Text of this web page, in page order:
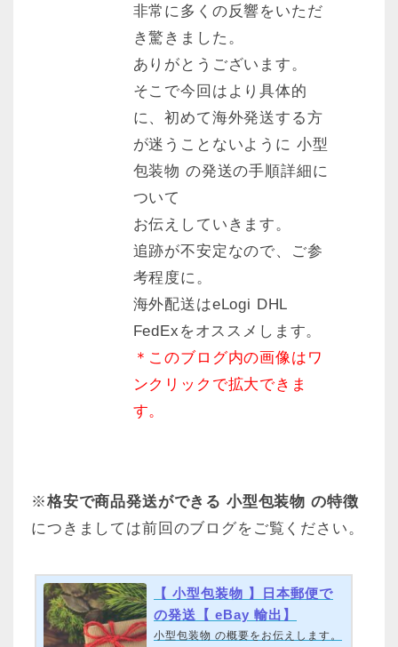
非常に多くの反響をいただ
き驚きました。
ありがとうございます。
そこで今回はより具体的
に、初めて海外発送する方
が迷うことないように 小型
包装物 の発送の手順詳細に
ついて
お伝えしていきます。
追跡が不安定なので、ご参
考程度に。
海外配送はeLogi DHL
FedExをオススメします。
＊このブログ内の画像はワ
ンクリックで拡大できま
す。
※格安で商品発送ができる 小型包装物 の特徴
につきましては前回のブログをご覧ください。
【 小型包装物 】日本郵便で
の発送【 eBay 輸出】
小型包装物 の概要をお伝えします。